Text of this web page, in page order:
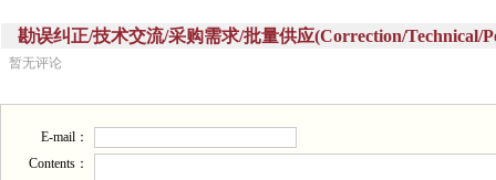
勘误纠正/技术交流/采购需求/批量供应(Correction/Technical/
暂无评论
E-mail：
Contents：